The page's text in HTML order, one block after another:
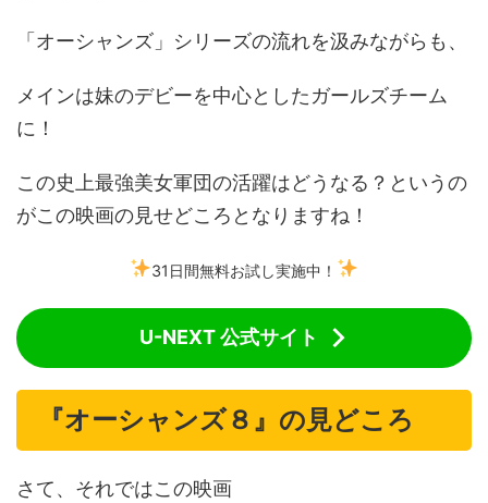
「オーシャンズ」シリーズの流れを汲みながらも、
メインは妹のデビーを中心としたガールズチーム
に！
この史上最強美女軍団の活躍はどうなる？というの
がこの映画の見せどころとなりますね！
31日間無料お試し実施中！
U-NEXT 公式サイト
『オーシャンズ８』の見どころ
さて、それではこの映画